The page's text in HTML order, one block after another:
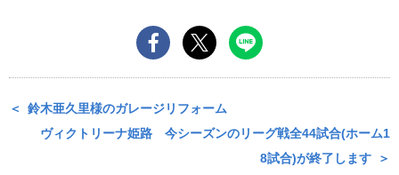
鈴木亜久里様のガレージリフォーム
ヴィクトリーナ姫路 今シーズンのリーグ戦全44試合(ホーム1
8試合)が終了します